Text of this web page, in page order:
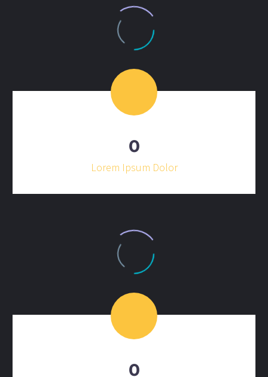
0
Lorem Ipsum Dolor
0